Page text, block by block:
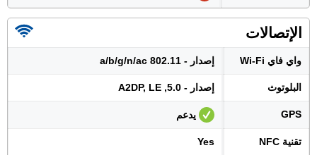
الإتصالات
واي فاي Wi-Fi إصدار - 802.11 a/b/g/n/ac
البلوتوث إصدار - 5.0, A2DP, LE
GPS يدعم
تقنية NFC Yes